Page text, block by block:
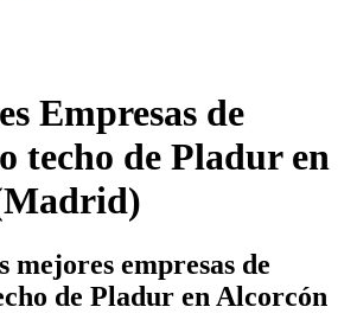
Empresas de
techo de Pladuren
Madrid)
mejores empresas de
de Pladur en Alcorcón